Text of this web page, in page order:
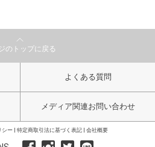
のトップに戻る
よくある質問
メディア関連お問い合わせ
シー 特定商取引法に基づく表記 会社概要